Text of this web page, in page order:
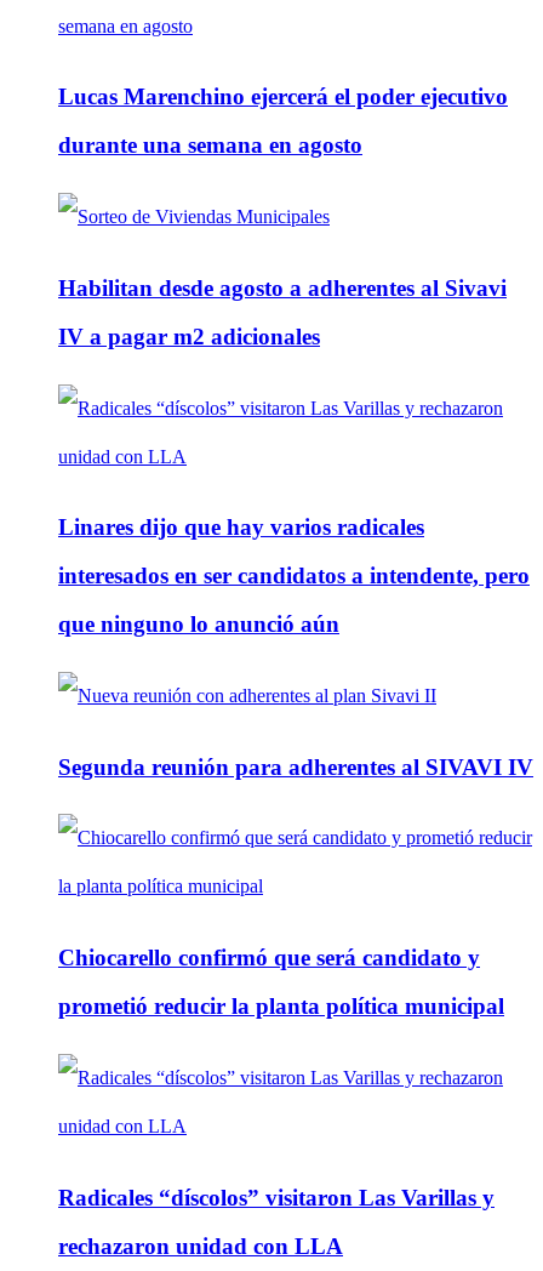
Lucas Marenchino ejercerá el poder ejecutivo
durante una semana en agosto
Habilitan desde agosto a adherentes al Sivavi
IV a pagar m2 adicionales
Linares dijo que hay varios radicales
interesados en ser candidatos a intendente, pero
que ninguno lo anunció aún
Segunda reunión para adherentes al SIVAVI IV
Chiocarello confirmó que será candidato y
prometió reducir la planta política municipal
Radicales “díscolos” visitaron Las Varillas y
rechazaron unidad con LLA